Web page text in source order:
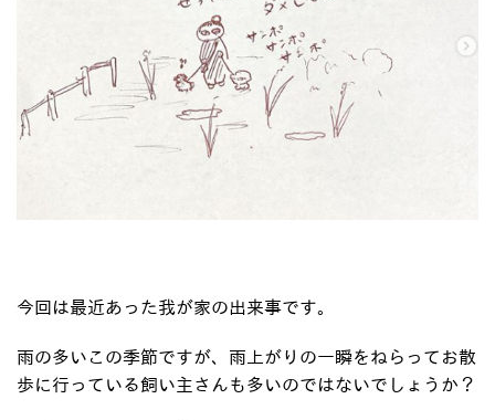
今回は最近あった我が家の出来事です。
雨の多いこの季節ですが、雨上がりの一瞬をねらってお散
歩に行っている飼い主さんも多いのではないでしょうか？